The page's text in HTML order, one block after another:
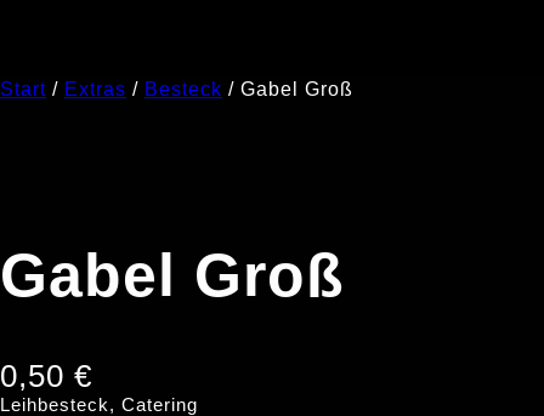
Start / Extras / Besteck / Gabel Groß
Gabel Groß
0,50 €
Leihbesteck, Catering